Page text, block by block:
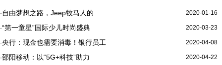
2020-01-16
· 自由梦想之路，Jeep牧马人的
2020-03-23
·“第一童星”国际少儿时尚盛典
2020-04-08
·央行：现金也需要消毒！银行员工
2020-04-22
·邵阳移动：以“5G+科技”助力